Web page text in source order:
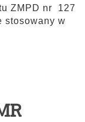
ZMPD nr 127
stosowany w